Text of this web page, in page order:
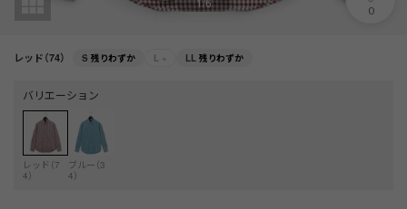
0
レッド（74） S 残りわずか L × LL 残りわずか
バリエーション
レッド（7
4）
ブルー（3
4）